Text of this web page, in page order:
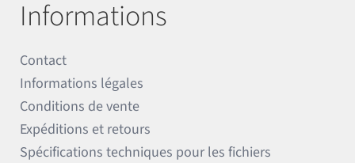
Informations
Contact
Informations légales
Conditions de vente
Expéditions et retours
Spécifications techniques pour les fichiers